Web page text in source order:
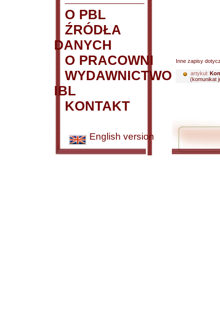
O PBL
ŹRÓDŁA
DANYCH
O PRACOWNI
WYDAWNICTWO
IBL
KONTAKT
English version
Inne zapisy
artykuł:
(komunikat